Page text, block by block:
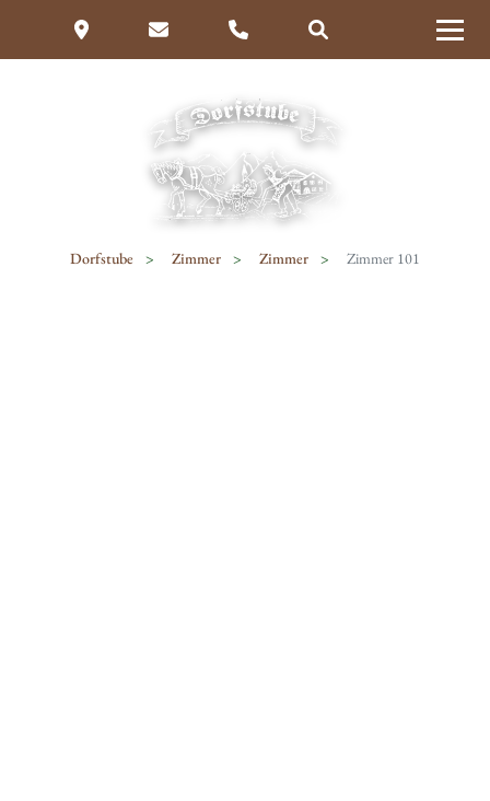
Dorfstube Zimmer Zimmer Zimmer 101